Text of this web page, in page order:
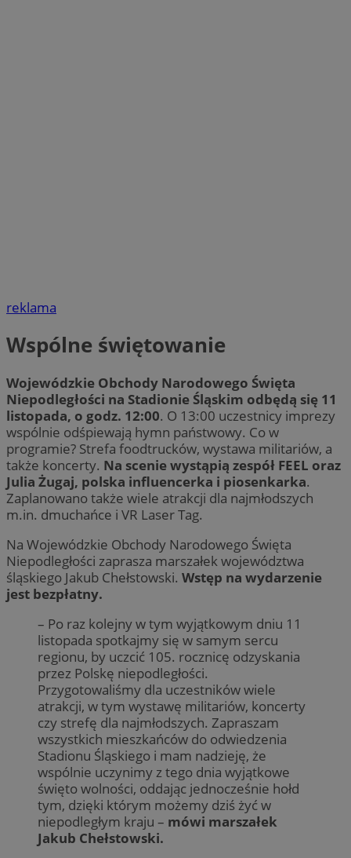
reklama
Wspólne świętowanie
Wojewódzkie Obchody Narodowego Święta
Niepodległości na Stadionie Śląskim odbędą się 11
listopada, o godz. 12:00. O 13:00 uczestnicy imprezy
wspólnie odśpiewają hymn państwowy. Co w
programie? Strefa foodtrucków, wystawa militariów, a
także koncerty. Na scenie wystąpią zespół FEEL oraz
Julia Żugaj, polska influencerka i piosenkarka.
Zaplanowano także wiele atrakcji dla najmłodszych
m.in. dmuchańce i VR Laser Tag.
Na Wojewódzkie Obchody Narodowego Święta
Niepodległości zaprasza marszałek województwa
śląskiego Jakub Chełstowski. Wstęp na wydarzenie
jest bezpłatny.
– Po raz kolejny w tym wyjątkowym dniu 11
listopada spotkajmy się w samym sercu
regionu, by uczcić 105. rocznicę odzyskania
przez Polskę niepodległości.
Przygotowaliśmy dla uczestników wiele
atrakcji, w tym wystawę militariów, koncerty
czy strefę dla najmłodszych. Zapraszam
wszystkich mieszkańców do odwiedzenia
Stadionu Śląskiego i mam nadzieję, że
wspólnie uczynimy z tego dnia wyjątkowe
święto wolności, oddając jednocześnie hołd
tym, dzięki którym możemy dziś żyć w
niepodległym kraju – mówi marszałek
Jakub Chełstowski.